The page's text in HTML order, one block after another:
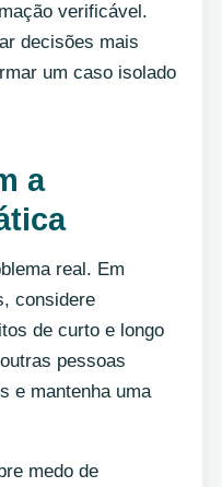
verificável.
decisões mais
um caso isolado
a
real. Em
considere
de curto e longo
pessoas
e mantenha uma
medo de